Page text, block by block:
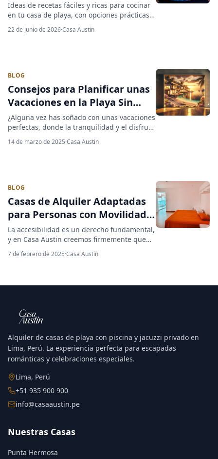
Ideas de recetas fáciles y ricas para cocinar
en tu casa de playa, con opciones prácticas
para desayunos, almuerzos y cenas sin
complicarte.
22 de junio de 2026·Casa Austin
BLOG
Consejos para Planificar unas
Vacaciones en la Playa Sin
Estrés
¿Alguna vez has soñado con unas vacaciones
perfectas, donde la tranquilidad y el disfrute
van de la mano? Planificar unas vacaciones
sin estrés es un anhelo compartido por
que generan ansiedad y frustración. Si estás
14 de marzo de 2025·Casa Austin
BLOG
Casas de Alquiler Adaptadas
para Personas con Movilidad
Reducida: Inclusión y
Comodidad en Playa Pulpos
La accesibilidad es un derecho fundamental,
y en Casa Austin creemos firmemente que
todos merecen disfrutar de unas vacaciones
inolvidables en la playa. Si bien nuestras
ofrecemos casas de alquiler en Playa Pulpos,
cómodas &#8230;
7 de febrero de 2025·Casa Austin
Alquiler de casas de playa con piscina y jacuzzi privado en
Lima, Perú. La experiencia perfecta para escapadas
románticas y celebraciones especiales.
Lima, Perú
+51 935 900 900
info@casaaustin.pe
Nuestras Casas
Punta Hermosa